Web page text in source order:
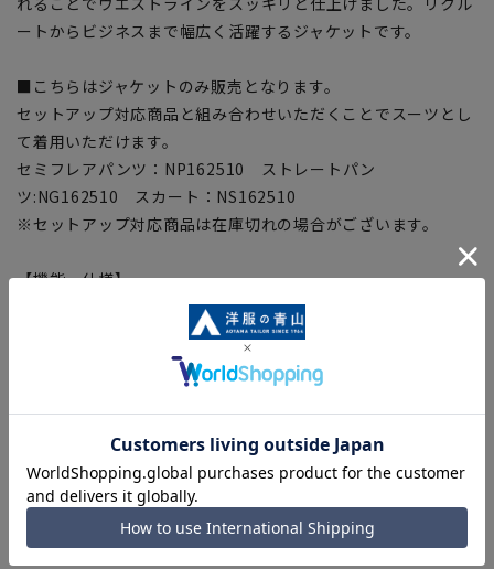
ートからビジネスまで幅広く活躍するジャケットです。
■こちらはジャケットのみ販売となります。
セットアップ対応商品と組み合わせいただくことでスーツとし
て着用いただけます。
セミフレアパンツ：NP162510 ストレートパン
ツ:NG162510 スカート：NS162510
※セットアップ対応商品は在庫切れの場合がございます。
【機能・仕様】
シワができにくく窮屈感を軽減させる伸縮性のある素材を使
【モデルサイズ】身長:169cm 着用サイズ:7号
※2ボタンジャケット(NJ162510-A)、セミフレアパンツ
(NP162510-A)、タイトスカート(NS162510-A)を着用してい
ます。
【商品に関するご注意】